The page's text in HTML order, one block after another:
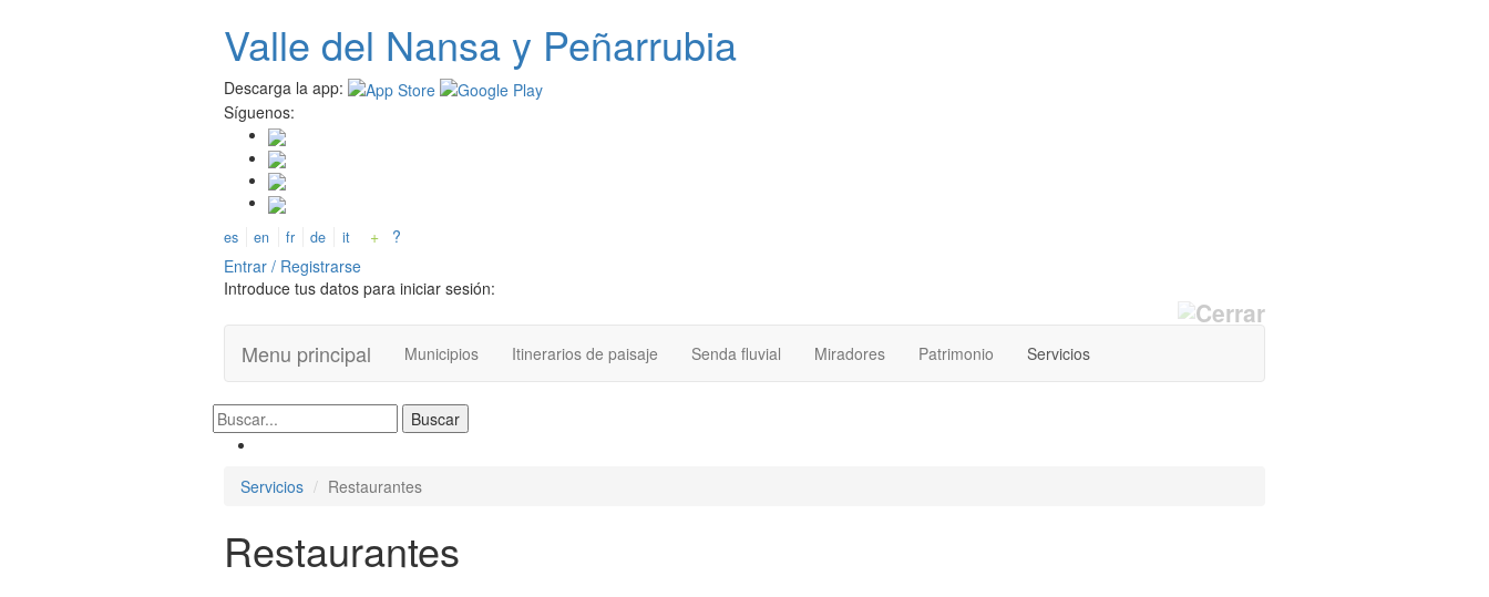
Valle del Nansay Peñarrubia
Descarga la app:
Síguenos:
es en fr de it +
?
Entrar / Registrarse
Introduce tus datos para iniciar sesión:
Menu principal Municipios Itinerarios de paisaje Senda fluvial Miradores Patrimonio Servicios
Servicios Restaurantes
Restaurantes